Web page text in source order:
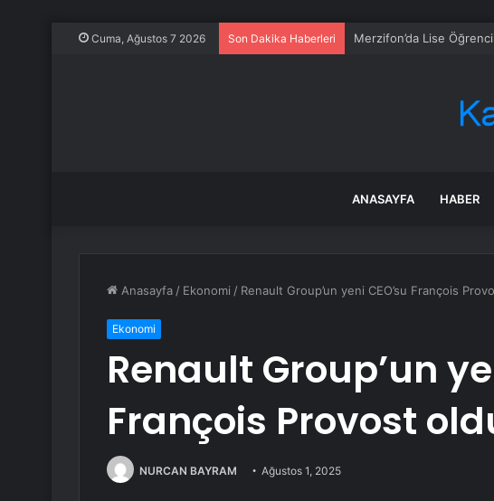
Cuma, Ağustos 7 2026 Son Dakika Haberleri Merzifon’da Lise
ANASAYFA HABER
Anasayfa / Ekonomi / Renault Group’un yeni CEO’su François
Ekonomi
Renault Group’un
François Provost
NURCAN BAYRAM Ağustos 1, 2025